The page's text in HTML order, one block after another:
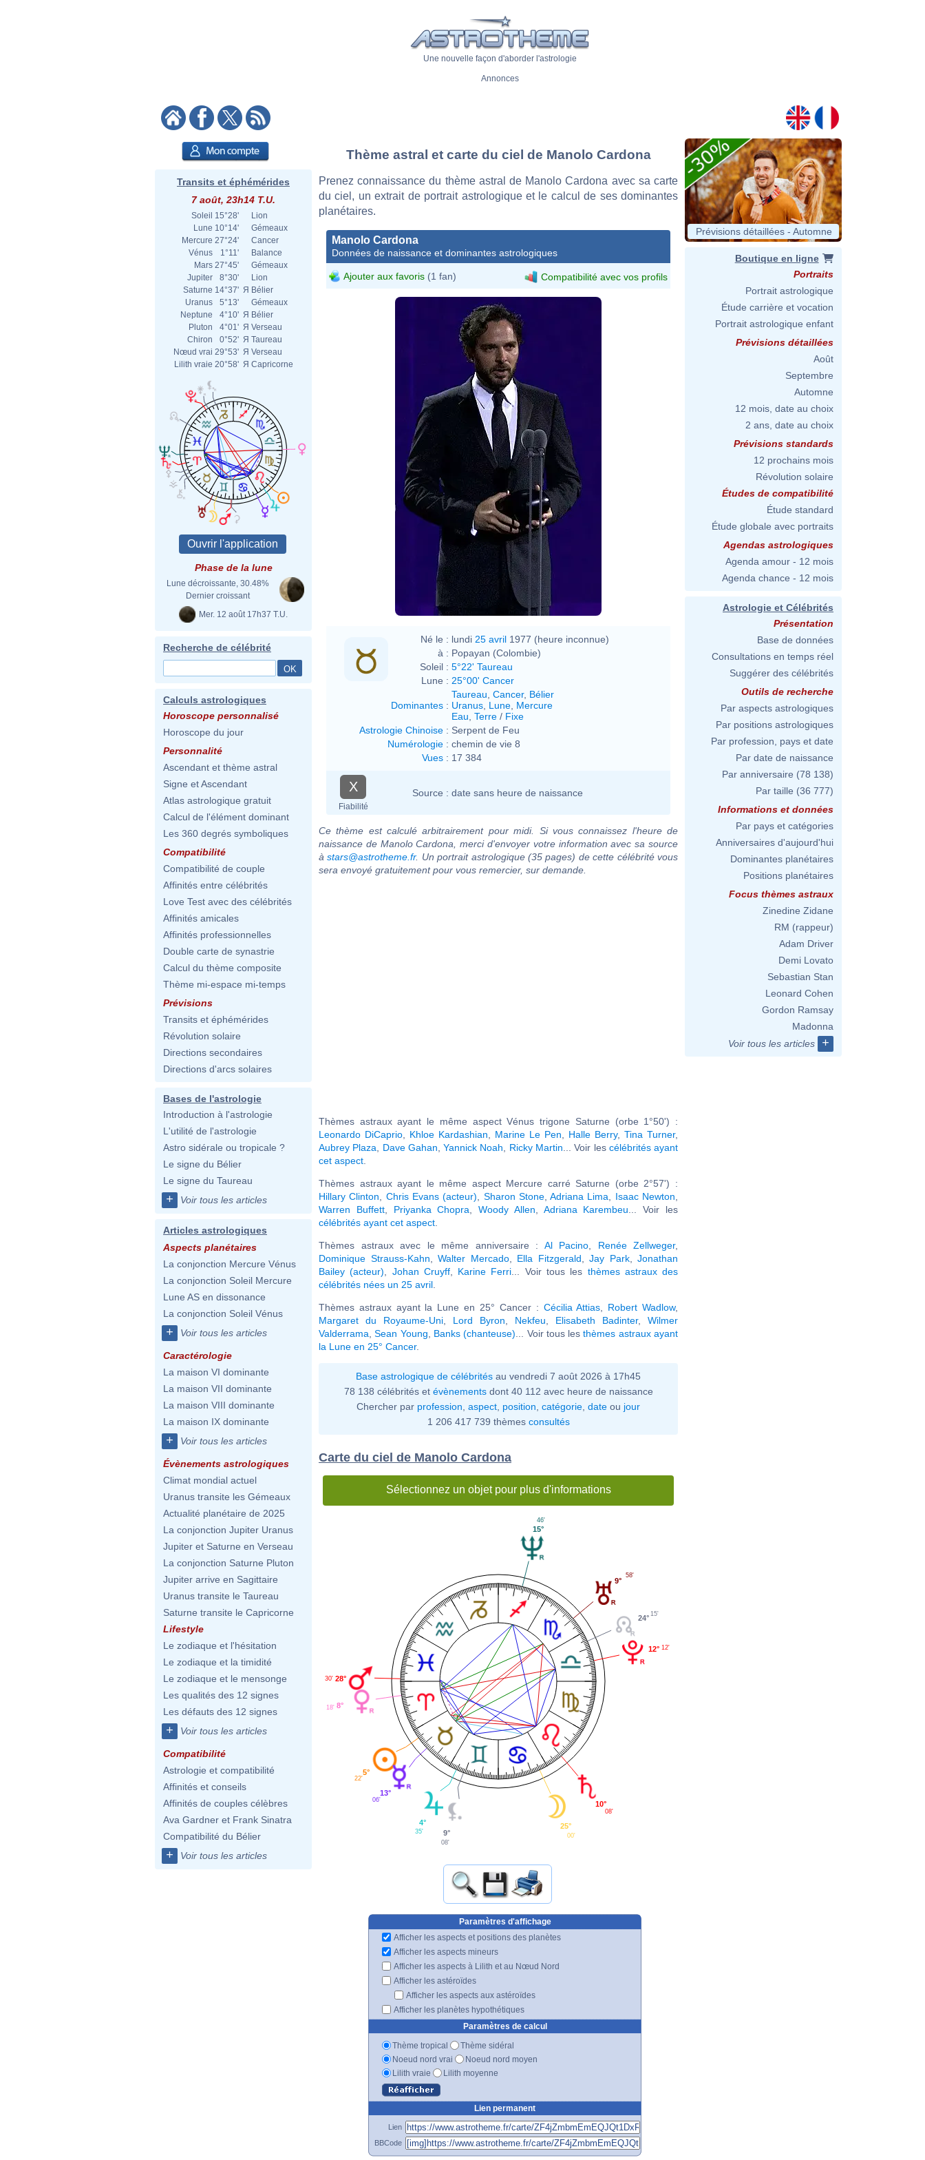
Une nouvelle façon d'aborder l'astrologie
Annonces
Transits et éphémérides
7 août, 23h14 T.U.
Soleil 15°28'
Lion
Lune 10°14'
Gémeaux
Mercure 27°24'
Cancer
Vénus
1°11'
Balance
Mars 27°45'
Gémeaux
Jupiter
8°30'
Lion
Saturne 14°37' Я Bélier
Uranus
5°13'
Gémeaux
Neptune
4°10' Я Bélier
Pluton
4°01' Я Verseau
Chiron
0°52' Я Taureau
Nœud vrai 29°53' Я Verseau
Lilith vraie 20°58' Я Capricorne
Phase de la lune
Lune décroissante, 30.48%
Dernier croissant
Mer. 12 août 17h37 T.U.
Recherche de célébrité
Calculs astrologiques
Horoscope personnalisé
Horoscope du jour
Personnalité
Ascendant et thème astral
Signe et Ascendant
Atlas astrologique gratuit
Calcul de l'élément dominant
Les 360 degrés symboliques
Compatibilité
Compatibilité de couple
Affinités entre célébrités
Love Test avec des célébrités
Affinités amicales
Affinités professionnelles
Double carte de synastrie
Calcul du thème composite
Thème mi-espace mi-temps
Prévisions
Transits et éphémérides
Révolution solaire
Directions secondaires
Directions d'arcs solaires
Bases de l'astrologie
Introduction à l'astrologie
L'utilité de l'astrologie
Astro sidérale ou tropicale ?
Le signe du Bélier
Le signe du Taureau
+ Voir tous les articles
Articles astrologiques
Aspects planétaires
La conjonction Mercure Vénus
La conjonction Soleil Mercure
Lune AS en dissonance
La conjonction Soleil Vénus
+ Voir tous les articles
Caractérologie
La maison VI dominante
La maison VII dominante
La maison VIII dominante
La maison IX dominante
+ Voir tous les articles
Évènements astrologiques
Climat mondial actuel
Uranus transite les Gémeaux
Actualité planétaire de 2025
La conjonction Jupiter Uranus
Jupiter et Saturne en Verseau
La conjonction Saturne Pluton
Jupiter arrive en Sagittaire
Uranus transite le Taureau
Saturne transite le Capricorne
Lifestyle
Le zodiaque et l'hésitation
Le zodiaque et la timidité
Le zodiaque et le mensonge
Les qualités des 12 signes
Les défauts des 12 signes
+ Voir tous les articles
Compatibilité
Astrologie et compatibilité
Affinités et conseils
Affinités de couples célèbres
Ava Gardner et Frank Sinatra
Compatibilité du Bélier
+ Voir tous les articles
Thème astral et carte du ciel de Manolo Cardona
Prenez connaissance du thème astral de Manolo Cardona avec sa carte
du ciel, un extrait de portrait astrologique et le calcul de ses dominantes
planétaires.
Manolo Cardona
Données de naissance et dominantes astrologiques
Ajouter aux favoris (1 fan) Compatibilité avec vos profils
Né le : lundi 25 avril 1977 (heure inconnue)
à : Popayan (Colombie)
Soleil : 5°22' Taureau
Lune : 25°00' Cancer
Dominantes :
Taureau Cancer, Bélier
Uranus Lune Mercure
Eau Terre / Fixe
Astrologie Chinoise : Serpent de Feu
Numérologie : chemin de vie 8
Vues : 17 384
X
Fiabilité
Source : date sans heure de naissance
Ce thème est calculé arbitrairement pour midi. Si vous connaissez l'heure de
naissance de Manolo Cardona, merci d'envoyer votre information avec sa source
àstars@astrotheme.fr. Un portrait astrologique (35 pages) de cette célébrité vous
sera envoyé gratuitement pour vous remercier, sur demande.
Thèmes astraux ayant le même aspect Vénus trigone Saturne (orbe 1°50') :
Leonardo DiCaprio
Khloe Kardashian Marine Le Pen Halle Berry, Tina Turner,
Aubrey Plaza
Dave Gahan ,Yannick Noah Ricky Martin ... Voir les célébrités ayant
cet aspect
Thèmes astraux ayant le même aspect Mercure carré Saturne (orbe 2°57') :
Hillary Clinton
Chris Evans (acteur) Sharon Stone,Adriana Lima Isaac Newton
Warren Buffett, Priyanka Chopra ,Woody Allen Adriana Karembeu ... Voir les
célébrités ayant cet aspect
Thèmes astraux avec le même anniversaire : Al Pacino Renée Zellweger,
Dominique Strauss-Kahn
Walter Mercado, Ella Fitzgerald Jay Park, Jonathan
Bailey (acteur)
Johan Cruyff, Karine Ferri ... Voir tous les thèmes astraux des
célébrités nées un 25 avril
Thèmes astraux ayant la Lune en 25° Cancer : Cécilia Attias Robert Wadlow,
Margaret du Royaume-Uni
Lord Byron Nekfeu Elisabeth Badinter, Wilmer
Valderrama ,Sean Young Banks (chanteuse) ... Voir tous lesthèmes astraux ayant
la Lune en 25° Cancer.
Base astrologique de célébrités au vendredi 7 août 2026 à 17h45
78 138 célébrités et évènementsdont 40 112 avec heure de naissance
Chercher par profession aspect position catégorie date ou jour
1 206 417 739 thèmes consultés
Carte du ciel de Manolo Cardona
Sélectionnez un objet pour plus d'informations
12° 12'
24° 15'
9°
58'
15°
46'
28°
30'
8°
18'
5°
22'
13°
06'
4°
35' 9°
08'
25°
00'
10°
08'
Paramètres d'affichage
Afficher les aspects et positions des planètes
Afficher les aspects mineurs
Afficher les aspects à Lilith et au Nœud Nord
Afficher les astéroïdes
Afficher les aspects aux astéroïdes
Afficher les planètes hypothétiques
Paramètres de calcul
Thème tropical
Thème sidéral
Noeud nord vrai
Noeud nord moyen
Lilith vraie
Lilith moyenne
Lien permanent
Lien
BBCode
Prévisions détaillées - Automne
Boutique en ligne
Portraits
Portrait astrologique
Étude carrière et vocation
Portrait astrologique enfant
Prévisions détaillées
Août
Septembre
Automne
12 mois, date au choix
2 ans, date au choix
Prévisions standards
12 prochains mois
Révolution solaire
Études de compatibilité
Étude standard
Étude globale avec portraits
Agendas astrologiques
Agenda amour - 12 mois
Agenda chance - 12 mois
Astrologie et Célébrités
Présentation
Base de données
Consultations en temps réel
Suggérer des célébrités
Outils de recherche
Par aspects astrologiques
Par positions astrologiques
Par profession, pays et date
Par date de naissance
Par anniversaire (78 138)
Par taille (36 777)
Informations et données
Par pays et catégories
Anniversaires d'aujourd'hui
Dominantes planétaires
Positions planétaires
Focus thèmes astraux
Zinedine Zidane
RM (rappeur)
Adam Driver
Demi Lovato
Sebastian Stan
Leonard Cohen
Gordon Ramsay
Madonna
Voir tous les articles
+